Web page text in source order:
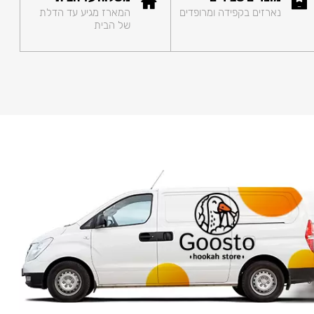
נארזים בקפידה ומרופדים
המארז מגיע עד הדלת
של הבית